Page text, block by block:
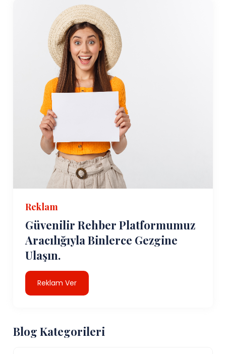
Reklam
Güvenilir Rehber Platformumuz
Aracılığıyla Binlerce Gezgine
Ulaşın.
Reklam Ver
Blog Kategorileri